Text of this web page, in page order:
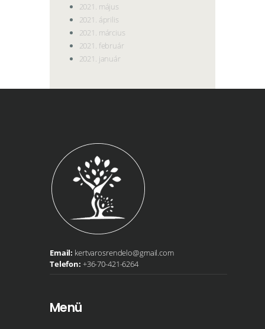
2021. május
2021. április
2021. március
2021. február
2021. január
Email: kertvarosrendelo@gmail.com
Telefon: +36-70-421-6264
Menü